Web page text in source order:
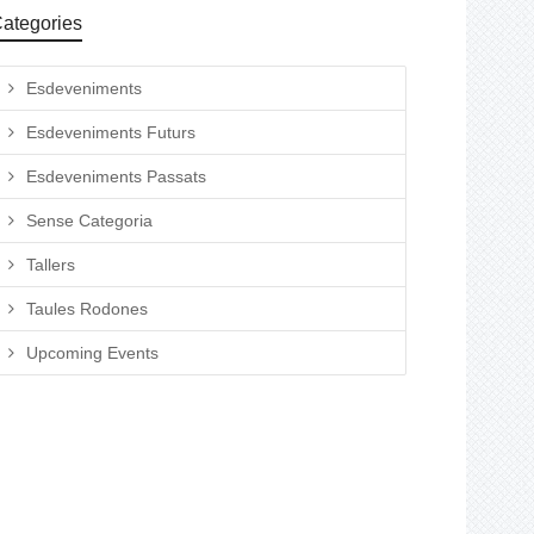
Esdeveniments
Esdeveniments Futurs
Esdeveniments Passats
Sense Categoria
Tallers
Taules Rodones
Upcoming Events